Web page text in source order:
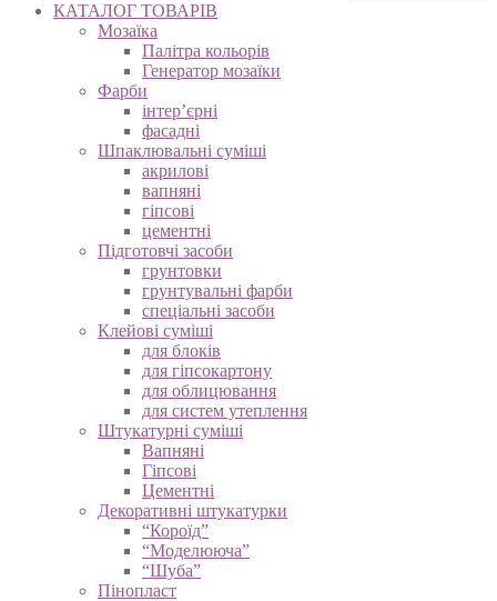
КАТАЛОГ ТОВАРІВ
Мозаїка
Палітра кольорів
Генератор мозаїки
Фарби
інтер’єрні
фасадні
Шпаклювальні суміші
акрилові
вапняні
гіпсові
цементні
Підготовчі засоби
грунтовки
грунтувальні фарби
спеціальні засоби
Клейові суміші
для блоків
для гіпсокартону
для облицювання
для систем утеплення
Штукатурні суміші
Вапняні
Гіпсові
Цементні
Декоративні штукатурки
“Короїд”
“Моделююча”
“Шуба”
Пінопласт